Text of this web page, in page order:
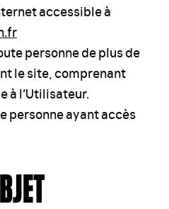
accessible à
personne de plus de
le site, comprenant
à l’Utilisateur.
personne ayant accès